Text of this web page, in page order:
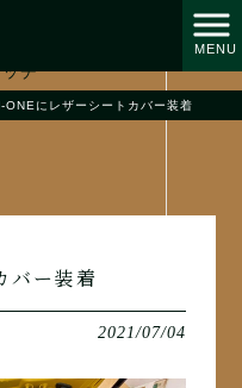
MENU
ONEにレザーシートカバー装着
バー装着
2021/07/04